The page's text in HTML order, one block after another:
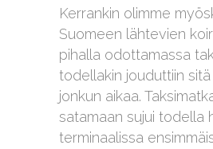
Kerrankin olimme
Suomeen lähtevien
pihalla odottamassa
todellakin jouduttiin
jonkun aikaa.
satamaan sujui todella
terminaalissa